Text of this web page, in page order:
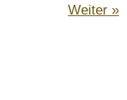
Weiter »